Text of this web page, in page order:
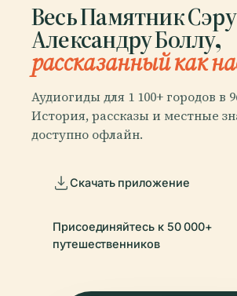
Весь Памятник Сэру
Александру Боллу,
рассказанный как
Аудиогиды для 1 100+ городов в
История, рассказы и местные
доступно офлайн.
Скачать приложение
Присоединяйтесь к 50 000+
путешественников